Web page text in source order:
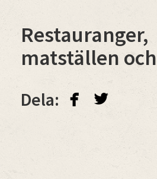
Restauranger,
matställen
Dela: facebook twitterbird